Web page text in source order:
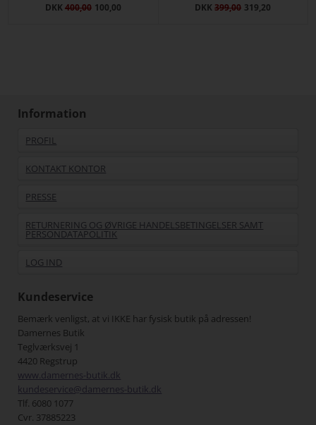
DKK400,00 100,00 DKK399,00 319,20
Information
PROFIL
KONTAKT KONTOR
PRESSE
RETURNERING OG ØVRIGE HANDELSBETINGELSER SAMT
PERSONDATAPOLITIK
LOG IND
Kundeservice
Bemærk venligst, at vi IKKE har fysisk butik på adressen!
Damernes Butik
Teglværksvej 1
4420 Regstrup
www.damernes-butik.dk
kundeservice@damernes-butik.dk
Tlf. 6080 1077
Cvr. 37885223